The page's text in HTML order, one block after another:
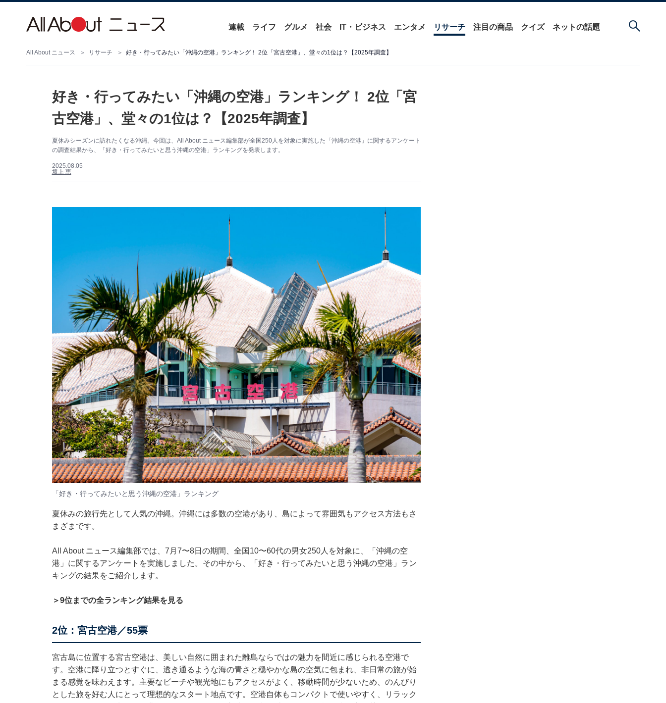
連載 ライフ グルメ 社会 IT・ビジネス エンタメ リサーチ 注目の商品 クイズ ネットの話題
All About ニュース リサーチ 好き・行ってみたい「沖縄の空港」ランキング！ 2位「宮古空港」、堂々の1位は？【2025年調査】
好き・行ってみたい「沖縄の空港」ランキング！ 2位「宮
古空港」、堂々の1位は？【2025年調査】
夏休みシーズンに訪れたくなる沖縄。今回は、All About ニュース編集部が全国250人を対象に実施した「沖縄の空港」に関するアンケート
の調査結果から、「好き・行ってみたいと思う沖縄の空港」ランキングを発表します。
2025.08.05
坂上 恵
「好き・行ってみたいと思う沖縄の空港」ランキング
夏休みの旅行先として人気の沖縄。沖縄には多数の空港があり、島によって雰囲気もアクセス方法もさ
まざまです。
All About ニュース編集部では、7月7〜8日の期間、全国10〜60代の男女250人を対象に、「沖縄の空
港」に関するアンケートを実施しました。その中から、「好き・行ってみたいと思う沖縄の空港」ラン
キングの結果をご紹介します。
＞9位までの全ランキング結果を見る
2位：宮古空港／55票
宮古島に位置する宮古空港は、美しい自然に囲まれた離島ならではの魅力を間近に感じられる空港で
す。空港に降り立つとすぐに、透き通るような海の青さと穏やかな島の空気に包まれ、非日常の旅が始
まる感覚を味わえます。主要なビーチや観光地にもアクセスがよく、移動時間が少ないため、のんびり
とした旅を好む人にとって理想的なスタート地点です。空港自体もコンパクトで使いやすく、リラック